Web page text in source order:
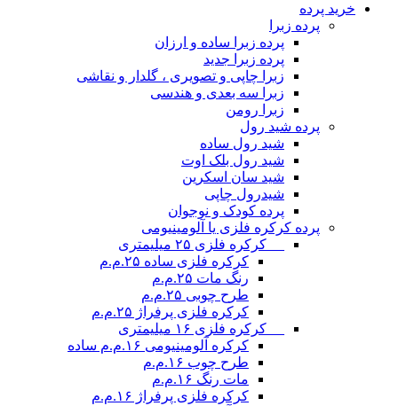
خرید پرده
پرده زبرا
پرده زبرا ساده و ارزان
پرده زبرا جدید
زبرا چاپی و تصویری ، گلدار و نقاشی
زبرا سه بعدی و هندسی
زبرا رومن
پرده شید رول
شید رول ساده
شید رول بلک اوت
شید سان اسکرین
شیدرول چاپی
پرده کودک و نوجوان
پرده کرکره فلزی یا آلومینیومی
__ کرکره فلزی ۲۵ میلیمتری
کرکره فلزی ساده ۲۵.م.م
رنگ مات ۲۵.م.م
طرح چوبی ۲۵.م.م
کرکره فلزی پرفراژ ۲۵.م.م
__ کرکره فلزی ۱۶ میلیمتری
کرکره آلومینیومی ۱۶.م.م ساده
طرح چوب ۱۶.م.م
مات رنگ ۱۶.م.م
کرکره فلزی پرفراژ ۱۶.م.م